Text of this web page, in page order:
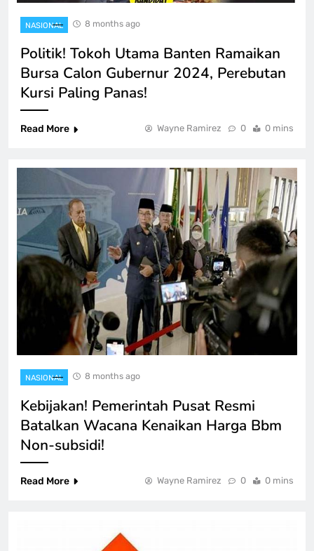
NASIONAL 8 months ago
Politik! Tokoh Utama Banten Ramaikan
Bursa Calon Gubernur 2024, Perebutan
Kursi Paling Panas!
Read More Wayne Ramirez 0 0 mins
NASIONAL 8 months ago
Kebijakan! Pemerintah Pusat Resmi
Batalkan Wacana Kenaikan Harga Bbm
Non-subsidi!
Read More Wayne Ramirez 0 0 mins